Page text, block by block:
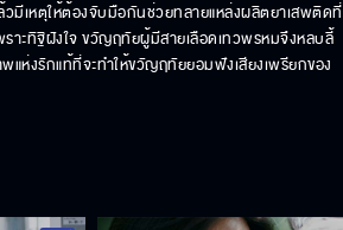
มีเหตุให้ต้องจับมือกันช่วยทลายแหล่งผลิตยาเสพติดที่
าะทิฐิฝังใจ ขวัญฤทัยผู้มีสายเลือดเทวพรหมจึงหลบลี้
ห่งรักแท้ที่จะทำให้ขวัญฤทัยยอมฟังเสียงเพรียกของ